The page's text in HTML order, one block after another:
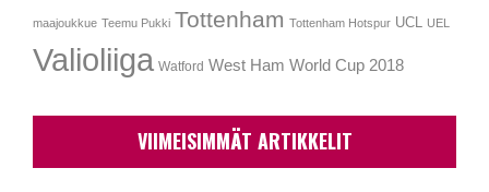
maajoukkue Teemu Pukki Tottenham Tottenham Hotspur UCL UEL
Valioliiga Watford West Ham World Cup 2018
VIIMEISIMMÄT ARTIKKELIT